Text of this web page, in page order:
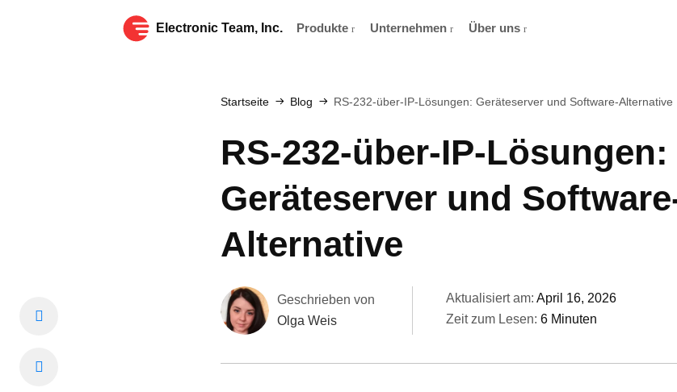
Electronic Team, Inc. Produkte Unternehmen Über uns
Startseite Blog RS-232-über-IP-Lösungen: Geräteserver und Software-Alternative
RS-232-über-IP-Lösungen:
Geräteserver und
Alternative
Geschrieben von
Olga Weis
Aktualisiert am: April 16, 2026
Zeit zum Lesen: 6 Minuten